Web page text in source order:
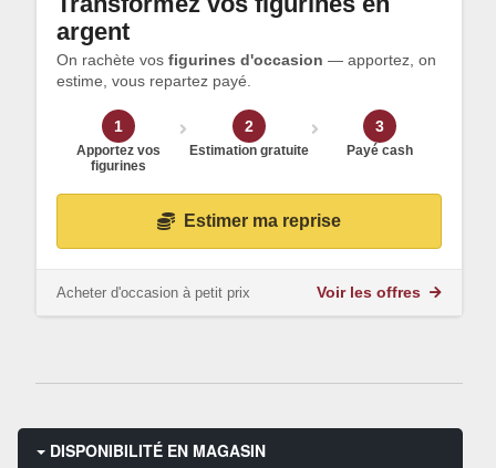
argent
On rachète vos figurines d'occasion — apportez, on
estime, vous repartez payé.
1
Apportez vos
figurines
2
Estimation gratuite
3
Payé cash
Estimer ma reprise
Acheter d'occasion à petit prix Voir les offres
DISPONIBILITÉ EN MAGASIN